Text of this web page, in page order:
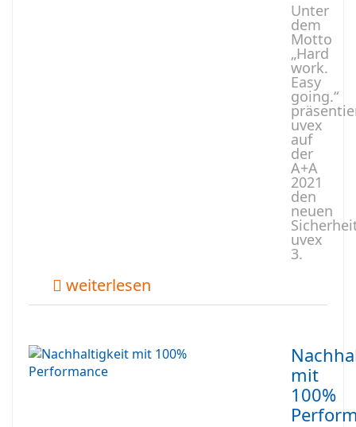
Unter
dem
Motto
„Hard
work.
Easy
going.“
uvex
auf
der
A+A
2021
den
neuen
uvex
3.
weiterlesen
mit
100%